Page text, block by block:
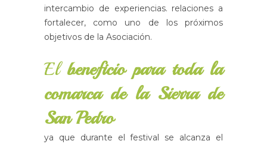
intercambio de experiencias. relaciones a
fortalecer, como uno de los próximos
objetivos de la Asociación.
El beneficio para toda la
comarca de la Sierra de
San Pedro
ya que durante el festival se alcanza el